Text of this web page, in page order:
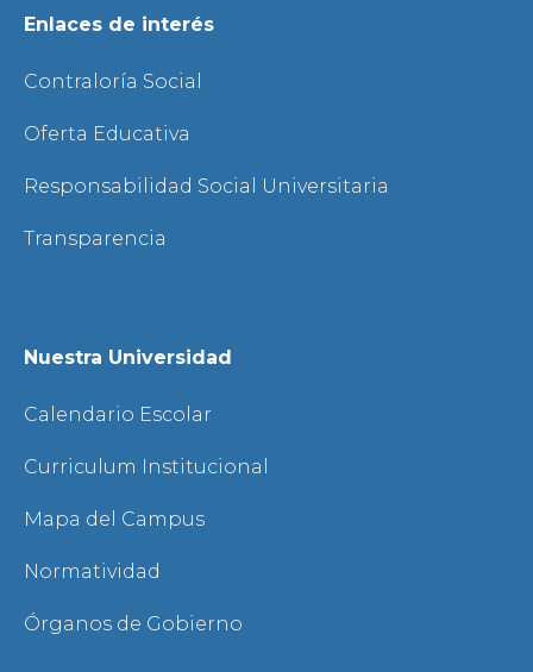
Enlaces de interés
Contraloría Social
Oferta Educativa
Responsabilidad Social Universitaria
Transparencia
Nuestra Universidad
Calendario Escolar
Curriculum Institucional
Mapa del Campus
Normatividad
Órganos de Gobierno